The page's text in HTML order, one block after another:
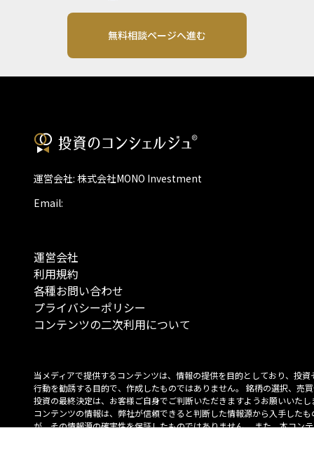
無料相談ページへ進む
運営会社: 株式会社MONO Investment
Email:
運営会社
利用規約
各種お問い合わせ
プライバシーポリシー
コンテンツの二次利用について
当メディアで提供するコンテンツは、情報の提供を目的としており、投資
行動を勧誘する目的で、作成したものではありません。 銘柄の選択、売
投資の最終決定は、お客様ご自身でご判断いただきますようお願いいたし
コンテンツの情報は、弊社が信頼できると判断した情報源から入手したも
が、その情報源の確実性を保証したものではありません。 また、本コン